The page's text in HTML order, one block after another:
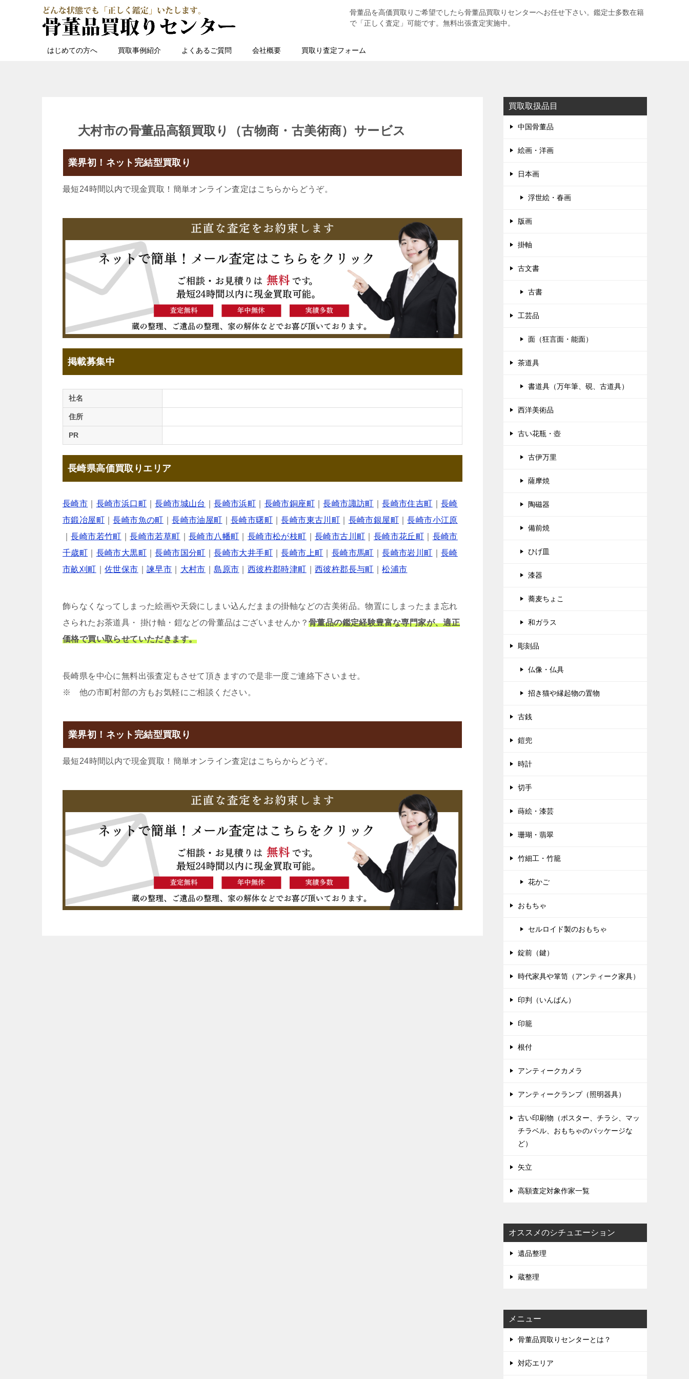
骨董品を高価買取りご希望でしたら骨董品買取りセンターへお任せ下さい。鑑定士多数在籍
で「正しく査定」可能です。無料出張査定実施中。
はじめての方へ 買取事例紹介 よくあるご質問 会社概要 買取り査定フォーム
大村市の骨董品高額買取り（古物商・古美術商）サービス
業界初！ネット完結型買取り
最短24時間以内で現金買取！簡単オンライン査定はこちらからどうぞ。
掲載募集中
社名
住所
PR
長崎県高価買取りエリア
長崎市 長崎市浜口町 ｜長崎市城山台 ｜長崎市浜町 長崎市銅座町 ｜長崎市諏訪町 ｜長崎市住吉町 ｜長崎
市鍛冶屋町 ｜長崎市魚の町 ｜長崎市油屋町 ｜長崎市曙町 ｜長崎市東古川町 長崎市銀屋町 ｜長崎市小江原
｜長崎市若竹町 ｜長崎市若草町 ｜長崎市八幡町 長崎市松が枝町 ｜長崎市古川町 長崎市花丘町
長崎市
千歳町
長崎市大黒町 ｜長崎市国分町 ｜長崎市大井手町 ｜長崎市上町 長崎市馬町 ｜長崎市岩川町 ｜長崎
市畝刈町 ｜佐世保市 ｜諫早市 大村市 ｜島原市 西彼杵郡時津町 ｜西彼杵郡長与町 ｜松浦市
飾らなくなってしまった絵画や天袋にしまい込んだままの掛軸などの古美術品。物置にしまったまま忘れ
さられたお茶道具・ 掛け軸・鎧などの骨董品はございませんか？ 骨董品の鑑定経験豊富な専門家が、適正
価格で買い取らせていただきます。
長崎県を中心に無料出張査定もさせて頂きますので是非一度ご連絡下さいませ。
※ 他の市町村部の方もお気軽にご相談ください。
業界初！ネット完結型買取り
最短24時間以内で現金買取！簡単オンライン査定はこちらからどうぞ。
買取取扱品目
中国骨董品
絵画・洋画
日本画
浮世絵・春画
版画
掛軸
古文書
古書
工芸品
面（狂言面・能面）
茶道具
書道具（万年筆、硯、古道具）
西洋美術品
古い花瓶・壺
古伊万里
薩摩焼
陶磁器
備前焼
ひげ皿
漆器
蕎麦ちょこ
和ガラス
彫刻品
仏像・仏具
招き猫や縁起物の置物
古銭
鎧兜
時計
切手
蒔絵・漆芸
珊瑚・翡翠
竹細工・竹籠
花かご
おもちゃ
セルロイド製のおもちゃ
錠前（鍵）
時代家具や箪笥（アンティーク家具）
印判（いんばん）
印籠
根付
アンティークカメラ
アンティークランプ（照明器具）
古い印刷物（ポスター、チラシ、マッ
チラベル、おもちゃのパッケージな
ど）
矢立
高額査定対象作家一覧
オススメのシチュエーション
遺品整理
蔵整理
メニュー
骨董品買取りセンターとは？
対応エリア